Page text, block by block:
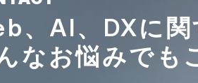
、AI、DXに関
なお悩みでも